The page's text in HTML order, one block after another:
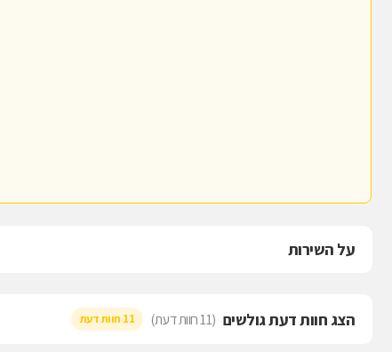
על השירות
הצג חוות דעת גולשים (11 חוות דעת) 11 חוות דעת